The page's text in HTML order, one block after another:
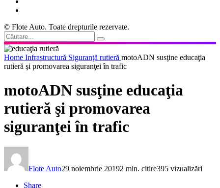
© Flote Auto. Toate drepturile rezervate.
Home Infrastructură Siguranţă rutieră motoADN susţine educaţia
rutieră şi promovarea siguranţei în trafic
motoADN susţine educaţia
rutieră şi promovarea
siguranţei în trafic
Flote Auto29 noiembrie 20192 min. citire395 vizualizări
Share